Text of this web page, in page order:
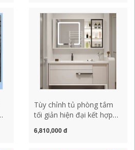
trữ lưu trữ tủ kính nhà tắm
tủ gương phòng tắm có
Tùy chỉnh tủ phòng tắm
tối giản hiện đại kết hợp
gương thông minh nhà vệ
6,810,000 đ